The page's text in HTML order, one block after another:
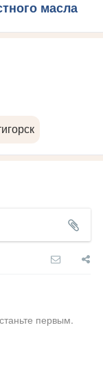
масла
первым.